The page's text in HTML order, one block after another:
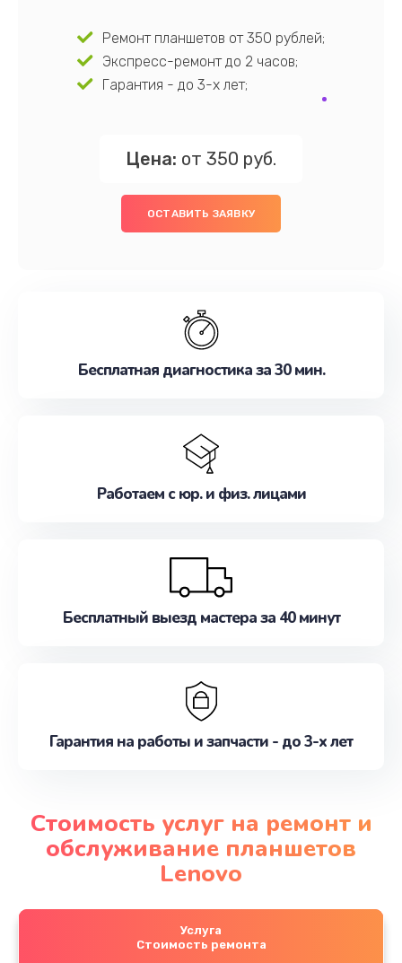
Ремонт планшетов от 350 рублей;
Экспресс-ремонт до 2 часов;
Гарантия - до 3-х лет;
Цена: от 350 руб.
ОСТАВИТЬ ЗАЯВКУ
Бесплатная диагностика за 30 мин.
Работаем с юр. и физ. лицами
Бесплатный выезд мастера за 40 минут
Гарантия на работы и запчасти - до 3-х лет
Стоимость услуг на ремонт и
обслуживание планшетов
Lenovo
Услуга
Стоимость ремонта